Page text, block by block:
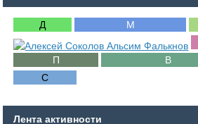
Лента активности